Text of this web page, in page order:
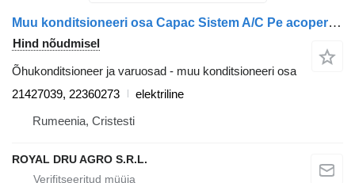
Muu konditsioneeri osa Capac Sistem A/C Pe acoperiș 21427039 tüübi jaoks bussi Volvo B5LH
Hind nõudmisel
Õhukonditsioneer ja varuosad - muu konditsioneeri osa
21427039, 22360273
elektriline
Rumeenia, Cristesti
ROYAL DRU AGRO S.R.L.